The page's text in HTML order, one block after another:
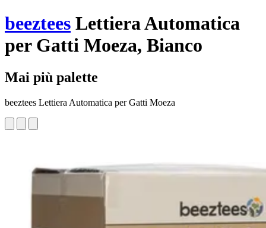
beeztees Lettiera Automatica
per Gatti Moeza, Bianco
Mai più palette
beeztees Lettiera Automatica per Gatti Moeza